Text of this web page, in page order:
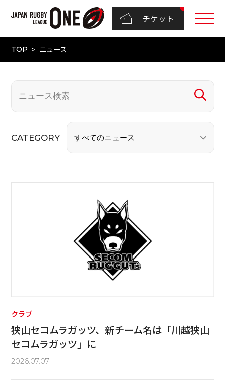
チケット
TOP ニュース
CATEGORY
クラブ
狭山セコムラガッツ、新チーム名は「川越狭山
セコムラガッツ」に
2026.07.07